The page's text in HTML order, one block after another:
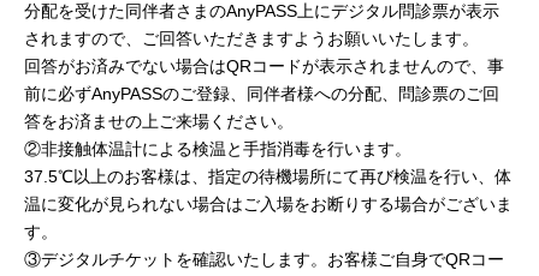
分配を受けた同伴者さまのAnyPASS上にデジタル問診票が表示
されますので、ご回答いただきますようお願いいたします。
回答がお済みでない場合はQRコードが表示されませんので、事
前に必ずAnyPASSのご登録、同伴者様への分配、問診票のご回
答をお済ませの上ご来場ください。
②非接触体温計による検温と手指消毒を行います。
37.5℃以上のお客様は、指定の待機場所にて再び検温を行い、体
温に変化が見られない場合はご入場をお断りする場合がございま
す。
③デジタルチケットを確認いたします。お客様ご自身でQRコー